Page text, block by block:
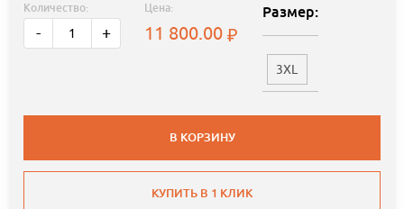
Количество:
- +
Цена:
11 800.00
Размер:
3XL
В КОРЗИНУ
КУПИТЬ В 1 КЛИК